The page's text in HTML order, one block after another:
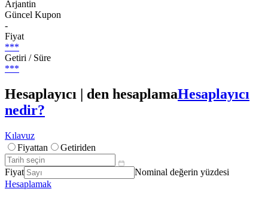
Arjantin
Güncel Kupon
-
Fiyat
***
Getiri / Süre
***
Hesaplayıcı | den hesaplamaHesaplayıcı
nedir?
Kılavuz
Fiyattan
Getiriden
Fiyat
Nominal değerin yüzdesi
Hesaplamak